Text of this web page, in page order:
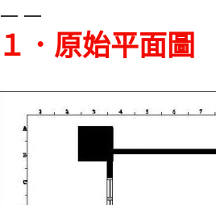
－－
１．原始平面圖